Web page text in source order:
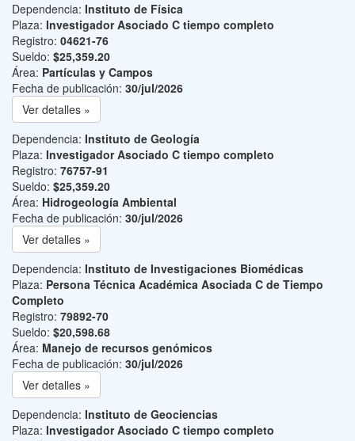
Dependencia: Instituto de Física
Plaza: Investigador Asociado C tiempo completo
Registro: 04621-76
Sueldo: $25,359.20
Área: Partículas y Campos
Fecha de publicación: 30/jul/2026
Ver detalles »
Dependencia: Instituto de Geología
Plaza: Investigador Asociado C tiempo completo
Registro: 76757-91
Sueldo: $25,359.20
Área: Hidrogeología Ambiental
Fecha de publicación: 30/jul/2026
Ver detalles »
Dependencia: Instituto de Investigaciones Biomédicas
Plaza: Persona Técnica Académica Asociada C de Tiempo
Completo
Registro: 79892-70
Sueldo: $20,598.68
Área: Manejo de recursos genómicos
Fecha de publicación: 30/jul/2026
Ver detalles »
Dependencia: Instituto de Geociencias
Plaza: Investigador Asociado C tiempo completo